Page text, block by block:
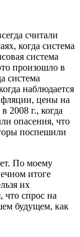
считали
когда система
система
произошло в
система
наблюдается
цены на
2008 г., когда
опасения, что
поспешили
По моему
итоге
их
что спрос на
будущем, как